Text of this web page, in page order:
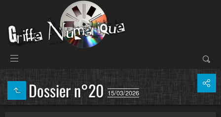
Dossier n°20 15/03/2026